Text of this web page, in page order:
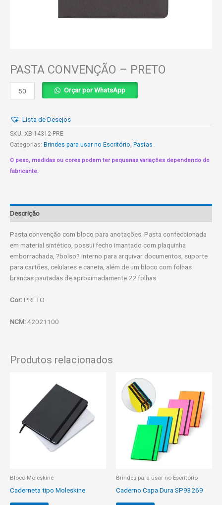
PASTA CONVENÇÃO – PRETO
PASTA
CONVENÇÃO
PRETO
quantidade
Orçar por WhatsApp
Lista de Desejos
SKU: XB-14312-PRE
Categorias: Brindes para usar no Escritório, Pastas
O peso, medidas ou cores podem ter pequenas variações dependendo do
fabricante.
Descrição
Pasta convenção com bloco para anotações. Pasta confeccionada
em material sintético, possui fecho imantado com plaquinha
emborrachada, ?bolso? interno para arquivar documentos, suporte
para cartões, celulares e caneta, além de um bloco com folhas
brancas pautadas de aproximadamente 22 folhas.
Cor:PRETO
NCM:42021100
Produtos relacionados
Bloco Moleskine
Caderneta tipo Moleskine
Brindes para usar no Escritório
Caderno Capa Dura SP93269